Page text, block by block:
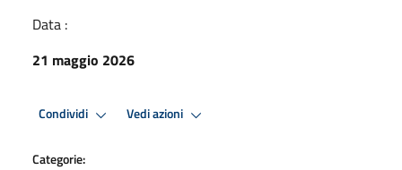
Data :
21 maggio 2026
Condividi Vedi azioni
Categorie: